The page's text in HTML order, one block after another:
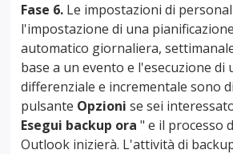
Fase 6. Le impostazioni di
l'impostazione di una
automatico giornaliera,
base a un evento e l'esecuzione di
differenziale e incrementale sono
pulsante Opzioni se sei
Esegui backup ora " e il processo
Outlook inizierà. L'attività di